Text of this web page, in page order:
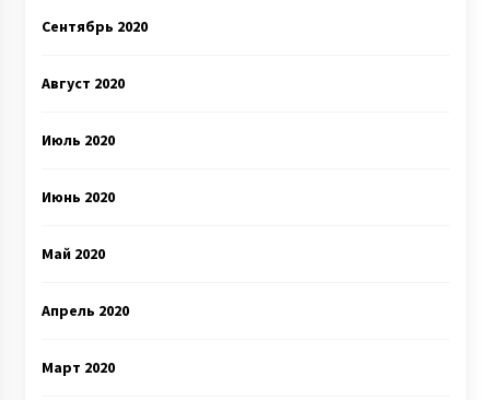
Сентябрь 2020
Август 2020
Июль 2020
Июнь 2020
Май 2020
Апрель 2020
Март 2020